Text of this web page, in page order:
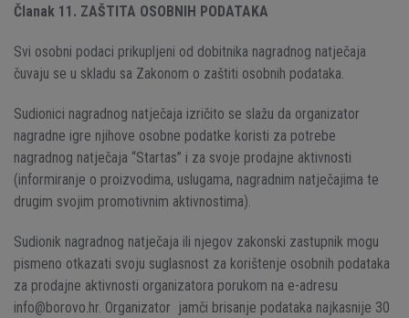
Članak 11. ZAŠTITA OSOBNIH PODATAKA
Svi osobni podaci prikupljeni od dobitnika nagradnog natječaja
čuvaju se u skladu sa Zakonom o zaštiti osobnih podataka.
Sudionici nagradnog natječaja izričito se slažu da organizator
nagradne igre njihove osobne podatke koristi za potrebe
nagradnog natječaja “Startas” i za svoje prodajne aktivnosti
(informiranje o proizvodima, uslugama, nagradnim natječajima te
drugim svojim promotivnim aktivnostima).
Sudionik nagradnog natječaja ili njegov zakonski zastupnik mogu
pismeno otkazati svoju suglasnost za korištenje osobnih podataka
za prodajne aktivnosti organizatora porukom na e-adresu
info@borovo.hr. Organizator jamči brisanje podataka najkasnije 30